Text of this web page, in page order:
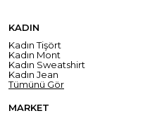
KADIN
Kadın Tişört
Kadın Mont
Kadın Sweatshirt
Kadın Jean
Tümünü Gör
MARKET